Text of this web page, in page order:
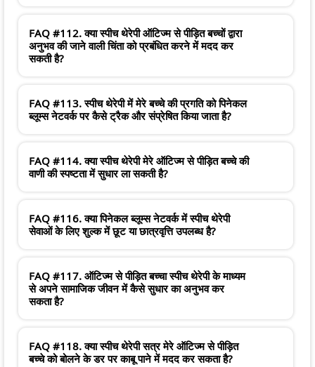
FAQ #112. क्या स्पीच थेरेपी ऑटिज्म से पीड़ित बच्चों द्वारा
अनुभव की जाने वाली चिंता को प्रबंधित करने में मदद कर
सकती है?
FAQ #113. स्पीच थेरेपी में मेरे बच्चे की प्रगति को पिनेकल
ब्लूम्स नेटवर्क पर कैसे ट्रैक और संप्रेषित किया जाता है?
FAQ #114. क्या स्पीच थेरेपी मेरे ऑटिज्म से पीड़ित बच्चे की
वाणी की स्पष्टता में सुधार ला सकती है?
FAQ #116. क्या पिनेकल ब्लूम्स नेटवर्क में स्पीच थेरेपी
सेवाओं के लिए शुल्क में छूट या छात्रवृत्ति उपलब्ध है?
FAQ #117. ऑटिज्म से पीड़ित बच्चा स्पीच थेरेपी के माध्यम
से अपने सामाजिक जीवन में कैसे सुधार का अनुभव कर
सकता है?
FAQ #118. क्या स्पीच थेरेपी सत्र मेरे ऑटिज्म से पीड़ित
बच्चे को बोलने के डर पर काबू पाने में मदद कर सकता है?